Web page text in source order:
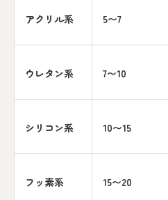
アクリル系 5〜7
ウレタン系 7〜10
シリコン系 10〜15
フッ素系 15〜20